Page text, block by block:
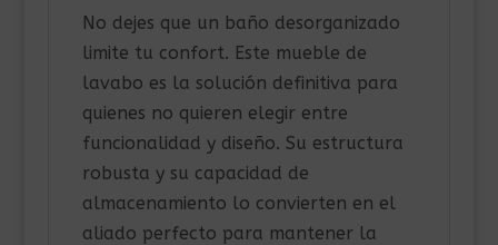
No dejes que un baño desorganizado
limite tu confort. Este mueble de
lavabo es la solución definitiva para
quienes no quieren elegir entre
funcionalidad y diseño. Su estructura
robusta y su capacidad de
almacenamiento lo convierten en el
aliado perfecto para mantener la